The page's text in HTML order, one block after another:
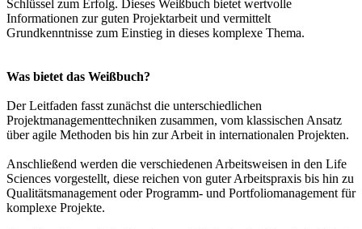
Schlüssel zum Erfolg. Dieses Weißbuch bietet wertvolle
Informationen zur guten Projektarbeit und vermittelt
Grundkenntnisse zum Einstieg in dieses komplexe Thema.
Was bietet das Weißbuch?
Der Leitfaden fasst zunächst die unterschiedlichen
Projektmanagementtechniken zusammen, vom klassischen Ansatz
über agile Methoden bis hin zur Arbeit in internationalen Projekten.
Anschließend werden die verschiedenen Arbeitsweisen in den Life
Sciences vorgestellt, diese reichen von guter Arbeitspraxis bis hin zu
Qualitätsmanagement oder Programm- und Portfoliomanagement für
komplexe Projekte.